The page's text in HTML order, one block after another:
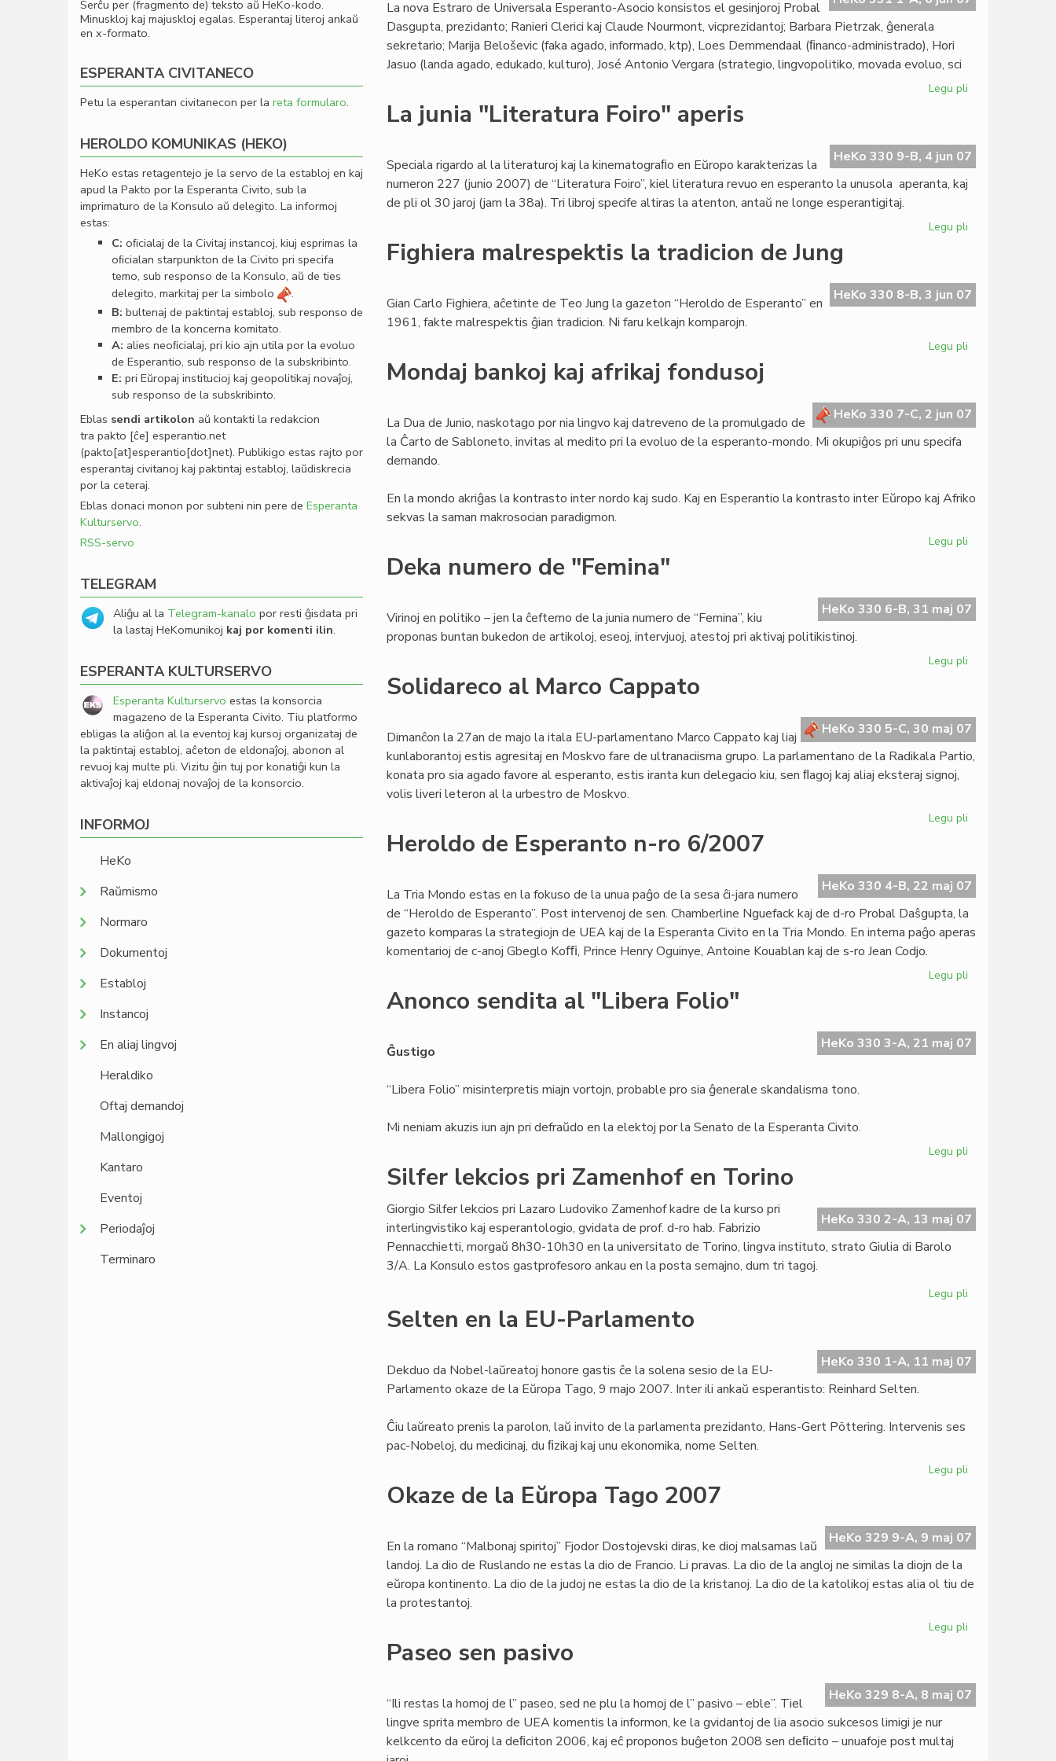
La nova Estraro de Universala Esperanto-Asocio konsistos el gesinjoroj Probal
Dasgupta, prezidanto; Ranieri Clerici kaj Claude Nourmont, vicprezidantoj; Barbara Pietrzak, ĝenerala
sekretario; Marija Beloševic (faka agado, informado, ktp), Loes Demmendaal (ﬁnanco-administrado), Hori
Jasuo (landa agado, edukado, kulturo), José Antonio Vergara (strategio, lingvopolitiko, movada evoluo, sci
Legu pli
de
UEA
La junia "Literatura Foiro" aperis
HeKo 330 9-B, 4 jun 07
Speciala rigardo al la literaturoj kaj la kinematograﬁo en Eŭropo karakterizas la
numeron 227 (junio 2007) de “Literatura Foiro”, kiel literatura revuo en esperanto la unusola aperanta, kaj
de pli ol 30 jaroj (jam la 38a). Tri libroj specife altiras la atenton, antaŭ ne longe esperantigitaj.
Legu pli
Foiro"
aperis
Fighiera malrespektis la tradicion de Jung
HeKo 330 8-B, 3 jun 07
Gian Carlo Fighiera, aĉetinte de Teo Jung la gazeton “Heroldo de Esperanto” en
1961, fakte malrespektis ĝian tradicion. Ni faru kelkajn komparojn.
Legu pli
tradicion
de
Mondaj bankoj kaj afrikaj fondusoj
HeKo 330 7-C, 2 jun 07
La Dua de Junio, naskotago por nia lingvo kaj datreveno de la promulgado de
la Ĉarto de Sabloneto, invitas al medito pri la evoluo de la esperanto-mondo. Mi okupiĝos pri unu specifa
demando.
En la mondo akriĝas la kontrasto inter nordo kaj sudo. Kaj en Esperantio la kontrasto inter Eŭropo kaj Afriko
sekvas la saman makrosocian paradigmon.
Legu pli
afrikaj
fondusoj
Deka numero de "Femina"
HeKo 330 6-B, 31 maj 07
Virinoj en politiko – jen la ĉeftemo de la junia numero de “Femina”, kiu
proponas buntan bukedon de artikoloj, eseoj, intervjuoj, atestoj pri aktivaj politikistinoj.
Legu pli
"Femina"
Solidareco al Marco Cappato
HeKo 330 5-C, 30 maj 07
Dimanĉon la 27an de majo la itala EU-parlamentano Marco Cappato kaj liaj
kunlaborantoj estis agresitaj en Moskvo fare de ultranaciisma grupo. La parlamentano de la Radikala Partio,
konata pro sia agado favore al esperanto, estis iranta kun delegacio kiu, sen ﬂagoj kaj aliaj eksteraj signoj,
volis liveri leteron al la urbestro de Moskvo.
Legu pli
Cappato
Heroldo de Esperanto n-ro 6/2007
HeKo 330 4-B, 22 maj 07
La Tria Mondo estas en la fokuso de la unua paĝo de la sesa ĉi-jara numero
de “Heroldo de Esperanto”. Post intervenoj de sen. Chamberline Nguefack kaj de d-ro Probal Daŝgupta, la
gazeto komparas la strategiojn de UEA kaj de la Esperanta Civito en la Tria Mondo. En interna paĝo aperas
komentarioj de c-anoj Gbeglo Koﬃ, Prince Henry Oguinye, Antoine Kouablan kaj de s-ro Jean Codjo.
Legu pli
n-
ro
Anonco sendita al "Libera Folio"
HeKo 330 3-A, 21 maj 07
Ĝustigo
“Libera Folio” misinterpretis miajn vortojn, probable pro sia ĝenerale skandalisma tono.
Mi neniam akuzis iun ajn pri defraŭdo en la elektoj por la Senato de la Esperanta Civito.
Legu pli
"Libera
Folio"
Silfer lekcios pri Zamenhof en Torino
HeKo 330 2-A, 13 maj 07
Giorgio Silfer lekcios pri Lazaro Ludoviko Zamenhof kadre de la kurso pri
interlingvistiko kaj esperantologio, gvidata de prof. d-ro hab. Fabrizio
Pennacchietti, morgaŭ 8h30-10h30 en la universitato de Torino, lingva instituto, strato Giulia di Barolo
3/A. La Konsulo estos gastprofesoro ankau en la posta semajno, dum tri tagoj.
Legu pli
Zamenhof
en
Selten en la EU-Parlamento
HeKo 330 1-A, 11 maj 07
Dekduo da Nobel-laŭreatoj honore gastis ĉe la solena sesio de la EU-
Parlamento okaze de la Eŭropa Tago, 9 majo 2007. Inter ili ankaŭ esperantisto: Reinhard Selten.
Ĉiu laŭreato prenis la parolon, laŭ invito de la parlamenta prezidanto, Hans-Gert Pöttering. Intervenis ses
pac-Nobeloj, du medicinaj, du ﬁzikaj kaj unu ekonomika, nome Selten.
Legu pli
EU-
Parlamento
Okaze de la Eŭropa Tago 2007
HeKo 329 9-A, 9 maj 07
En la romano “Malbonaj spiritoj” Fjodor Dostojevski diras, ke dioj malsamas laŭ
landoj. La dio de Ruslando ne estas la dio de Francio. Li pravas. La dio de la angloj ne similas la diojn de la
eŭropa kontinento. La dio de la judoj ne estas la dio de la kristanoj. La dio de la katolikoj estas alia ol tiu de
la protestantoj.
Legu pli
Eŭropa
Tago
Paseo sen pasivo
HeKo 329 8-A, 8 maj 07
“Ili restas la homoj de l” paseo, sed ne plu la homoj de l” pasivo – eble”. Tiel
lingve sprita membro de UEA komentis la informon, ke la gvidantoj de lia asocio sukcesos limigi je nur
kelkcento da eŭroj la deﬁciton 2006, kaj eĉ proponos buĝeton 2008 sen deﬁcito – unuafoje post multaj
Serĉu per (fragmento de) teksto aŭ HeKo-kodo.
Minuskloj kaj majuskloj egalas. Esperantaj literoj ankaŭ
en x-formato.
ESPERANTA CIVITANECO
Petu la esperantan civitanecon per la reta formularo.
HEROLDO KOMUNIKAS (HEKO)
HeKo estas retagentejo je la servo de la establoj en kaj
apud la Pakto por la Esperanta Civito, sub la
imprimaturo de la Konsulo aŭ delegito. La informoj
estas:
C: oﬁcialaj de la Civitaj instancoj, kiuj esprimas la
oﬁcialan starpunkton de la Civito pri specifa
temo, sub responso de la Konsulo, aŭ de ties
delegito, markitaj per la simbolo
.
B: bultenaj de paktintaj establoj, sub responso de
membro de la koncerna komitato.
A: alies neoﬁcialaj, pri kio ajn utila por la evoluo
de Esperantio, sub responso de la subskribinto.
E: pri Eŭropaj institucioj kaj geopolitikaj novaĵoj,
sub responso de la subskribinto.
Eblas sendi artikolon aŭ kontakti la redakcion
tra pakto [ĉe] esperantio.net
(pakto[at]esperantio[dot]net). Publikigo estas rajto por
esperantaj civitanoj kaj paktintaj establoj, laŭdiskrecia
por la ceteraj.
Eblas donaci monon por subteni nin pere de Esperanta
Kulturservo.
RSS-servo
TELEGRAM
Aliĝu al la Telegram-kanalo por resti ĝisdata pri
la lastaj HeKomunikoj kaj por komenti ilin.
ESPERANTA KULTURSERVO
Esperanta Kulturservo estas la konsorcia
magazeno de la Esperanta Civito. Tiu platformo
ebligas la aliĝon al la eventoj kaj kursoj organizataj de
la paktintaj establoj, aĉeton de eldonaĵoj, abonon al
revuoj kaj multe pli. Vizitu ĝin tuj por konatiĝi kun la
aktivaĵoj kaj eldonaj novaĵoj de la konsorcio.
INFORMOJ
HeKo
Raŭmismo
Normaro
Dokumentoj
Establoj
Instancoj
En aliaj lingvoj
Heraldiko
Oftaj demandoj
Mallongigoj
Kantaro
Eventoj
Periodaĵoj
Terminaro